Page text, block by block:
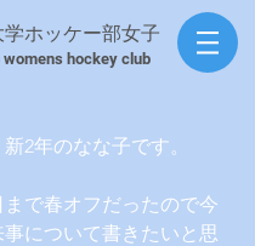
ホッケー部女子
womens hockey club
2年のなな子です。
で春オフだったので今
について書きたいと思